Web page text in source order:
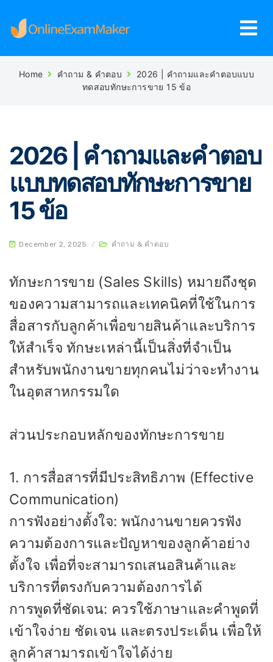
Home คำถาม & คำตอบ
2026 | คำถามและคำตอบแบบ
ทดสอบทักษะการขาย 15 ข้อ
2026 | คำถามและคำตอบ
แบบทดสอบทักษะการขาย
15 ข้อ
December 2, 2025 / คำถาม & คำตอบ
ทักษะการขาย (Sales Skills) หมายถึงชุด
ของความสามารถและเทคนิคที่ใช้ในการ
สื่อสารกับลูกค้าเพื่อขายสินค้าและบริการ
ให้สำเร็จ ทักษะเหล่านี้เป็นสิ่งที่จำเป็น
สำหรับพนักงานขายทุกคนไม่ว่าจะทำงาน
ในอุตสาหกรรมใด
ส่วนประกอบหลักของทักษะการขาย
1. การสื่อสารที่มีประสิทธิภาพ (Effective
Communication)
การฟังอย่างตั้งใจ: พนักงานขายควรฟัง
ความต้องการและปัญหาของลูกค้าอย่าง
ตั้งใจ เพื่อที่จะสามารถเสนอสินค้าและ
บริการที่ตรงกับความต้องการได้
การพูดที่ชัดเจน: ควรใช้ภาษาและคำพูดที่
เข้าใจง่าย ชัดเจน และตรงประเด็น เพื่อให้
ลูกค้าสามารถเข้าใจได้ง่าย